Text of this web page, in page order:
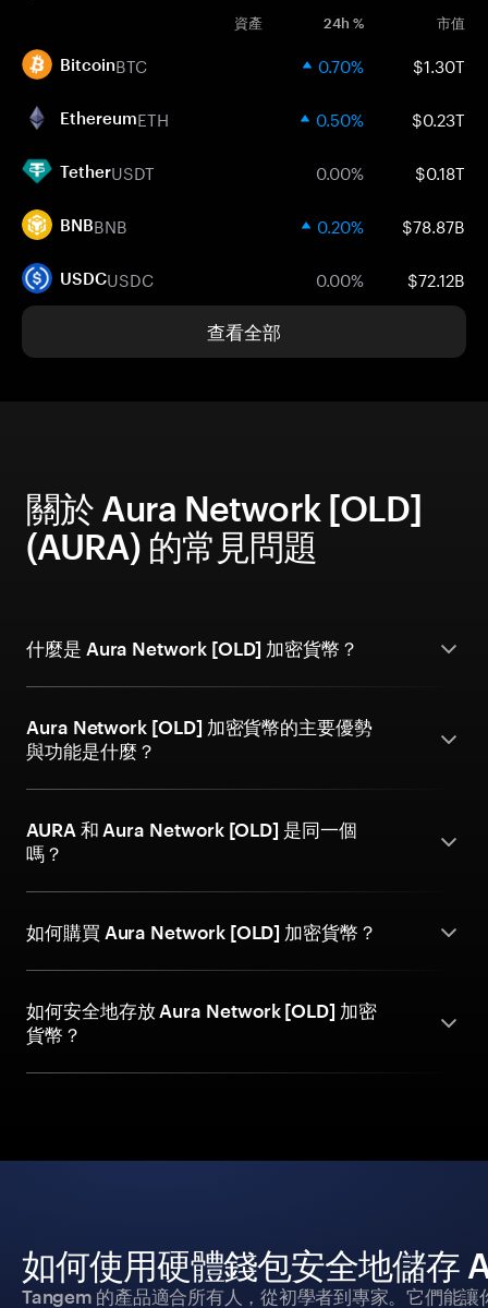
資產 24h % 市值
BitcoinBTC 0.70% $1.30T
EthereumETH 0.50% $0.23T
TetherUSDT 0.00% $0.18T
BNBBNB 0.20% $78.87B
USDCUSDC 0.00% $72.12B
查看全部
關於 Aura Network [OLD]
(AURA) 的常見問題
什麼是 Aura Network [OLD] 加密貨幣？
Aura Network [OLD] 加密貨幣的主要優勢
與功能是什麼？
AURA 和 Aura Network [OLD] 是同一個
嗎？
如何購買 Aura Network [OLD] 加密貨幣？
如何安全地存放 Aura Network [OLD] 加密
貨幣？
如何使用硬體錢包安全地儲存
Tangem 的產品適合所有人，從初學者到專家。它們能